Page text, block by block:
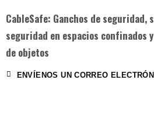
CableSafe: Ganchos de seguridad,
seguridad en espacios confinados
de objetos
ENVÍENOS UN CORREO